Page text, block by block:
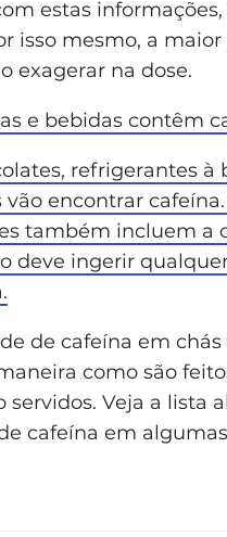
estas
isso mesmo, a
exagerar na dose.
e bebidas contêm
refrigerantes
vão encontrar
também incluem a
deve ingerir
de cafeína em
como são
servidos. Veja a lista
cafeína em